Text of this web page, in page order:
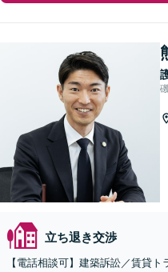
立ち退き交渉
【電話相談可】建築訴訟／賃貸